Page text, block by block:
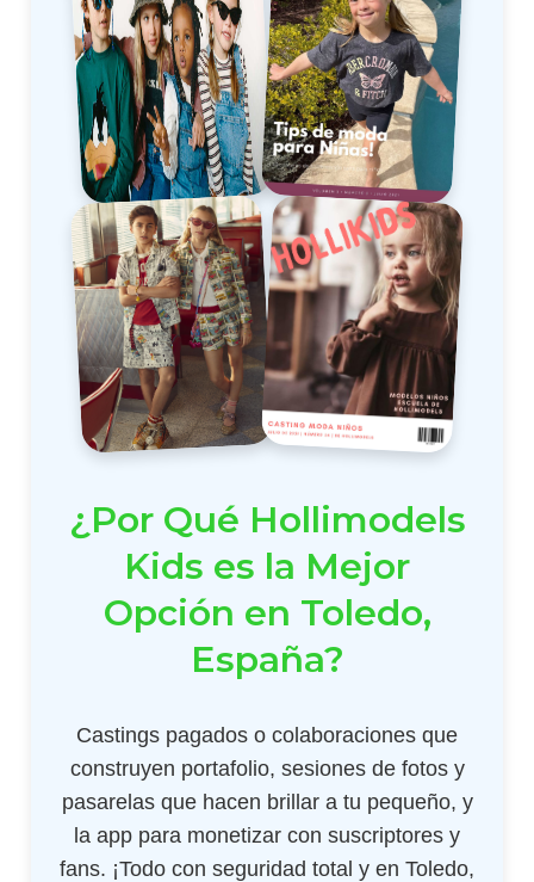
¿Por Qué Hollimodels
Kids es la Mejor
Opción en Toledo,
España?
Castings pagados o colaboraciones que
construyen portafolio, sesiones de fotos y
pasarelas que hacen brillar a tu pequeño, y
la app para monetizar con suscriptores y
fans. ¡Todo con seguridad total y en Toledo,